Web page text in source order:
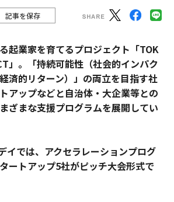
記事を保存
起業家を育てるプロジェクト「TOK
」。
「持続可能性（社会的インパク
済的リターン）」の両立を目指す社
アップなどと自治体・大企業等との
ざまな支援プログラムを展開してい
イでは、アクセラレーションプログ
ートアップ5社がピッチ大会形式で